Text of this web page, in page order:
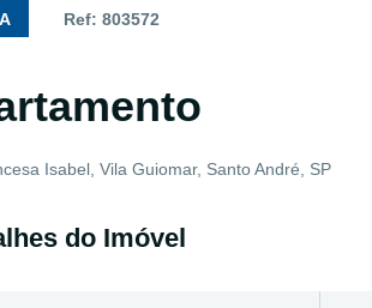
Ref: 803572
Isabel, Vila Guiomar, Santo André, SP
do Imóvel